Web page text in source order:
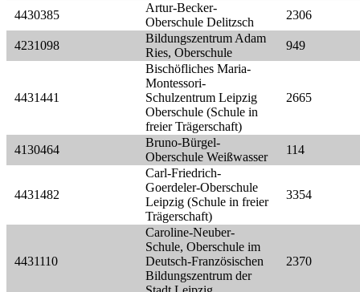
4430385
Artur-Becker-
Oberschule Delitzsch
2306
4231098
Bildungszentrum Adam
Ries, Oberschule
949
4431441
Bischöfliches Maria-
Montessori-
Schulzentrum Leipzig
Oberschule (Schule in
freier Trägerschaft)
2665
4130464
Bruno-Bürgel-
Oberschule Weißwasser
114
4431482
Carl-Friedrich-
Goerdeler-Oberschule
Leipzig (Schule in freier
Trägerschaft)
3354
4431110
Caroline-Neuber-
Schule, Oberschule im
Deutsch-Französischen
Bildungszentrum der
2370